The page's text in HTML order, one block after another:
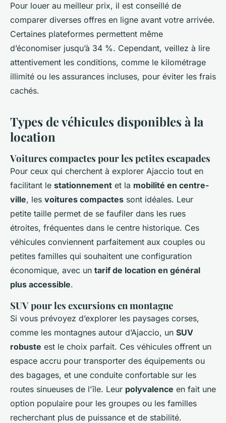
Pour louer au meilleur prix, il est conseillé de
comparer diverses offres en ligne avant votre arrivée.
Certaines plateformes permettent même
d’économiser jusqu’à 34 %. Cependant, veillez à lire
attentivement les conditions, comme le kilométrage
illimité ou les assurances incluses, pour éviter les frais
cachés.
Types de véhicules disponibles à la
location
Voitures compactes pour les petites escapades
Pour ceux qui cherchent à explorer Ajaccio tout en
facilitant le stationnement et la mobilité en centre-
ville, les voitures compactes sont idéales. Leur
petite taille permet de se faufiler dans les rues
étroites, fréquentes dans le centre historique. Ces
véhicules conviennent parfaitement aux couples ou
petites familles qui souhaitent une configuration
économique, avec un tarif de location en général
plus accessible.
SUV pour les excursions en montagne
Si vous prévoyez d’explorer les paysages corses,
comme les montagnes autour d’Ajaccio, un SUV
robuste est le choix parfait. Ces véhicules offrent un
espace accru pour transporter des équipements ou
des bagages, et une conduite confortable sur les
routes sinueuses de l'île. Leur polyvalence en fait une
option populaire pour les groupes ou les familles
recherchant plus de puissance et de stabilité.